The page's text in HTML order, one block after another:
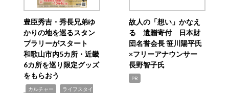
豊臣秀吉・秀長兄弟ゆ
かりの地を巡るスタン
プラリーがスタート
和歌山市内5カ所・近畿
6カ所を巡り限定グッズ
をもらおう
カルチャー
ライフスタイ
故人の「想い」かなえ
る 遺贈寄付 日本財
団名誉会長 笹川陽平氏
×フリーアナウンサー
長野智子氏
PR